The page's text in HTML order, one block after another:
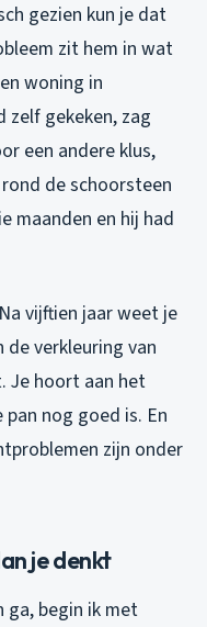
gezien kun je dat
zit hem in wat
woning in
zelf gekeken, zag
een andere klus,
de schoorsteen
maanden en hij had
vijftien jaar weet je
verkleuring van
Je hoort aan het
nog goed is. En
zijn onder
je denkt
ga, begin ik met